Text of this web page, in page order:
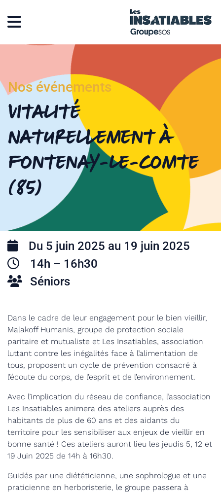
Nos événements
Vitalité
Naturellement à
Fontenay-le-Comte
(85)
Du 5 juin 2025 au 19 juin 2025
14h – 16h30
Séniors
Dans le cadre de leur engagement pour le bien vieillir,
Malakoff Humanis, groupe de protection sociale
paritaire et mutualiste et Les Insatiables, association
luttant contre les inégalités face à l’alimentation de
tous, proposent un cycle de prévention consacré à
l’écoute du corps, de l’esprit et de l’environnement.
Avec l’implication du réseau de confiance, l’association
Les Insatiables animera des ateliers auprès des
habitants de plus de 60 ans et des aidants du
territoire pour les sensibiliser aux enjeux de vieillir en
bonne santé ! Ces ateliers auront lieu les jeudis 5, 12 et
19 Juin 2025 de 14h à 16h30.
Guidés par une diététicienne, une sophrologue et une
praticienne en herboristerie, le groupe passera à